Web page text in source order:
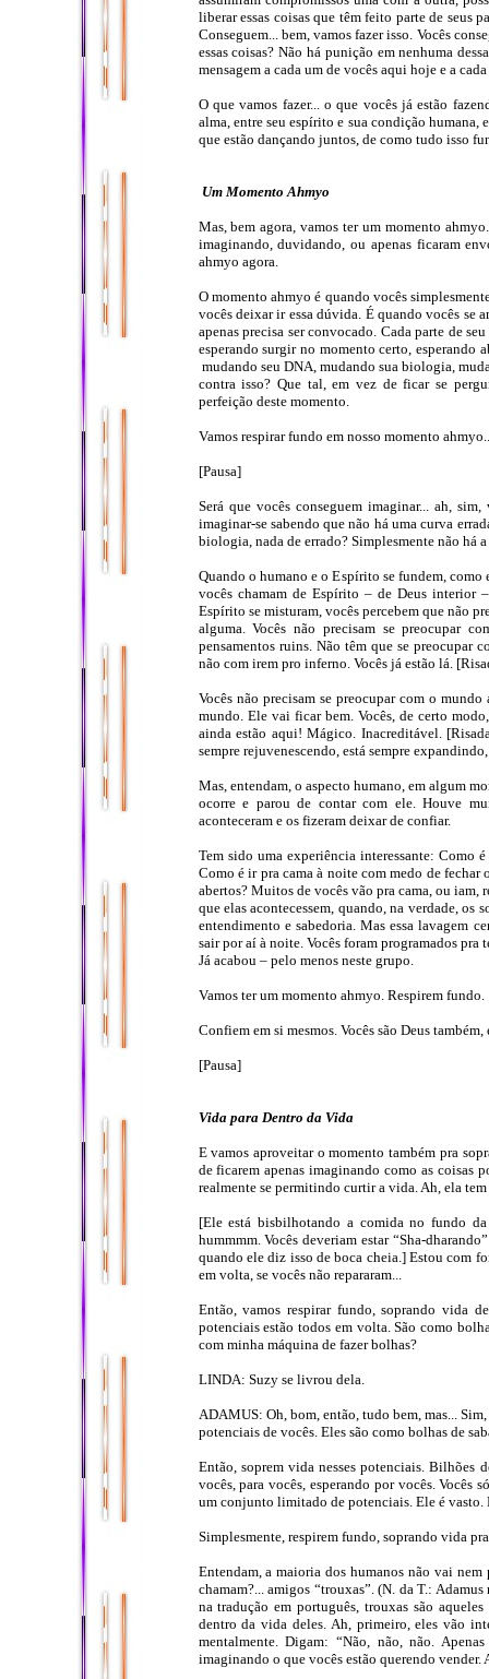
liberar essas coisas que têm feito parte de seus
Conseguem... bem, vamos fazer isso. Vocês
essas coisas? Não há punição em nenhuma
mensagem a cada um de vocês aqui hoje e a
O que vamos fazer... o que vocês já estão
alma, entre seu espírito e sua condição humana,
que estão dançando juntos, de como tudo isso
Um Momento Ahmyo
Mas, bem agora, vamos ter um momento
imaginando, duvidando, ou apenas ficaram
ahmyo agora.
O momento ahmyo é quando vocês
vocês deixar ir essa dúvida. É quando vocês se
apenas precisa ser convocado. Cada parte de
esperando surgir no momento certo, esperando
mudando seu DNA, mudando sua biologia,
contra isso? Que tal, em vez de ficar se
perfeição deste momento.
Vamos respirar fundo em nosso momento
[Pausa]
Será que vocês conseguem imaginar... ah,
imaginar-se sabendo que não há uma curva
biologia, nada de errado? Simplesmente não há
Quando o humano e o Espírito se fundem, como
vocês chamam de Espírito – de Deus interior
Espírito se misturam, vocês percebem que não
alguma. Vocês não precisam se preocupar
pensamentos ruins. Não têm que se preocupar
não com irem pro inferno. Vocês já estão lá.
Vocês não precisam se preocupar com o
mundo. Ele vai ficar bem. Vocês, de certo
ainda estão aqui! Mágico. Inacreditável.
sempre rejuvenescendo, está sempre
Mas, entendam, o aspecto humano, em algum
ocorre e parou de contar com ele. Houve
aconteceram e os fizeram deixar de confiar.
Tem sido uma experiência interessante: Como
Como é ir pra cama à noite com medo de fechar
abertos? Muitos de vocês vão pra cama, ou iam,
que elas acontecessem, quando, na verdade,
entendimento e sabedoria. Mas essa lavagem
sair por aí à noite. Vocês foram programados pra
Já acabou – pelo menos neste grupo.
Vamos ter um momento ahmyo. Respirem fundo.
Confiem em si mesmos. Vocês são Deus
[Pausa]
Vida para Dentro da Vida
E vamos aproveitar o momento também pra
de ficarem apenas imaginando como as coisas
realmente se permitindo curtir a vida. Ah, ela tem
[Ele está bisbilhotando a comida no fundo
hummmm. Vocês deveriam estar “Sha-
quando ele diz isso de boca cheia.] Estou com
em volta, se vocês não repararam...
Então, vamos respirar fundo, soprando vida
potenciais estão todos em volta. São como
com minha máquina de fazer bolhas?
LINDA: Suzy se livrou dela.
ADAMUS: Oh, bom, então, tudo bem, mas...
potenciais de vocês. Eles são como bolhas de
Então, soprem vida nesses potenciais. Bilhões
vocês, para vocês, esperando por vocês. Vocês
um conjunto limitado de potenciais. Ele é vasto.
Simplesmente, respirem fundo, soprando vida
Entendam, a maioria dos humanos não vai
chamam?... amigos “trouxas”. (N. da T.:
na tradução em português, trouxas são
dentro da vida deles. Ah, primeiro, eles vão
mentalmente. Digam: “Não, não, não.
imaginando o que vocês estão querendo vender.